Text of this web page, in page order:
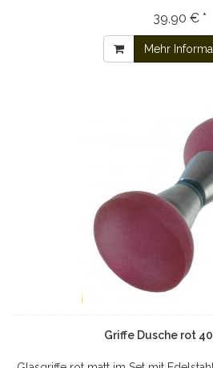
39,90 € *
Mehr
Griffe Dusche rot